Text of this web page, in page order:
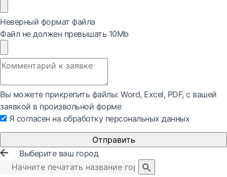
Неверный формат файла
Файл не должен превышать 10Mb
Вы можете прикрепить файлы: Word, Exсel, PDF, с вашей
заявкой в произвольной форме
Я согласен на обработку персональных данных
Отправить
Выберите ваш город